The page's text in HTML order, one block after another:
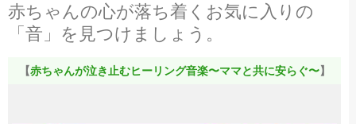
赤ちゃんの心が落ち着くお気に入りの
「音」を見つけましょう。
【赤ちゃんが泣き止むヒーリング音楽〜ママと共に安らぐ〜】